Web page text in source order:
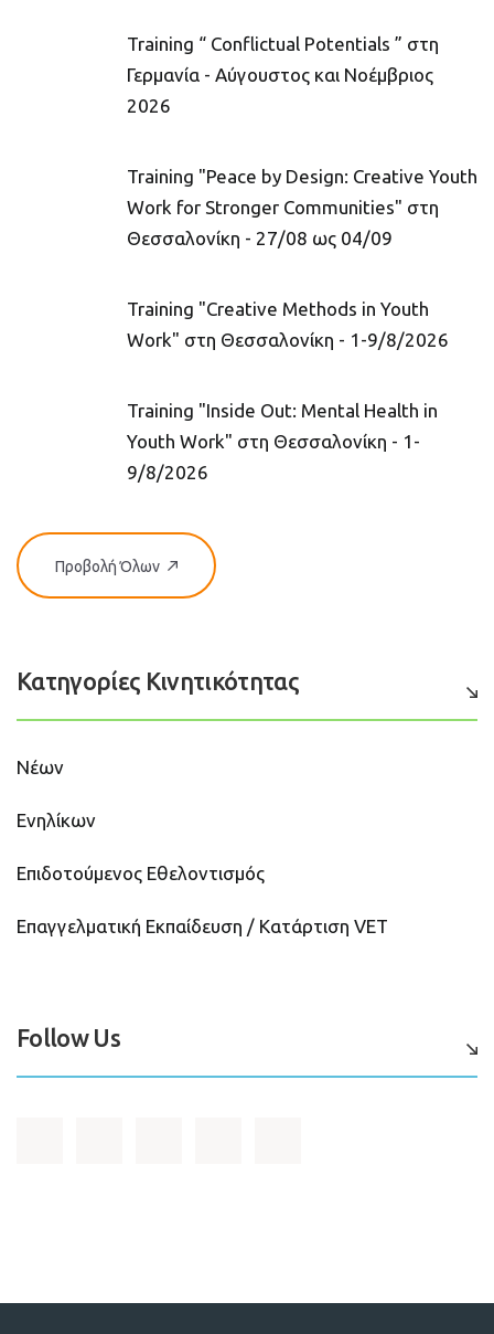
Training “ Conflictual Potentials ” στη
Γερμανία - Αύγουστος και Νοέμβριος
2026
Training "Peace by Design: Creative Youth
Work for Stronger Communities" στη
Θεσσαλονίκη - 27/08 ως 04/09
Training "Creative Methods in Youth
Work" στη Θεσσαλονίκη - 1-9/8/2026
Training "Inside Out: Mental Health in
Youth Work" στη Θεσσαλονίκη - 1-
9/8/2026
Προβολή Όλων
Κατηγορίες Κινητικότητας
Νέων
Ενηλίκων
Επιδοτούμενος Εθελοντισμός
Επαγγελματική Εκπαίδευση / Κατάρτιση VET
Follow Us